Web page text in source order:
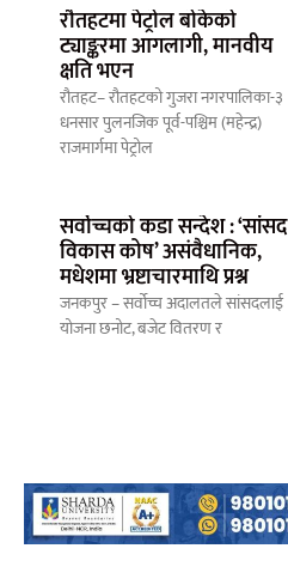
रौतहटमा पेट्रोल बोकेको
ट्याङ्करमा आगलागी, मानवीय
क्षति भएन
रौतहट– रौतहटको गुजरा नगरपालिका-३
धनसार पुलनजिक पूर्व-पश्चिम (महेन्द्र)
राजमार्गमा पेट्रोल
सर्वोच्चको कडा सन्देश : ‘सांसद
विकास कोष’ असंवैधानिक,
मधेशमा भ्रष्टाचारमाथि प्रश्न
जनकपुर – सर्वोच्च अदालतले सांसदलाई
योजना छनोट, बजेट वितरण र